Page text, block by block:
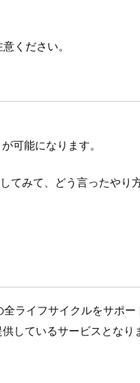
ください。
可能になります。
みて、どう言ったや
ライフサイクルをサポ
しているサービスとなり